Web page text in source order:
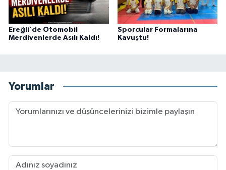
Ereğli'de Otomobil
Merdivenlerde Asılı Kaldı!
Sporcular Formalarına
Kavuştu!
Yorumlar